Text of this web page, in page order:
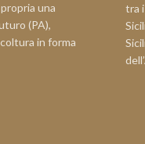
una
(PA),
in forma
tra